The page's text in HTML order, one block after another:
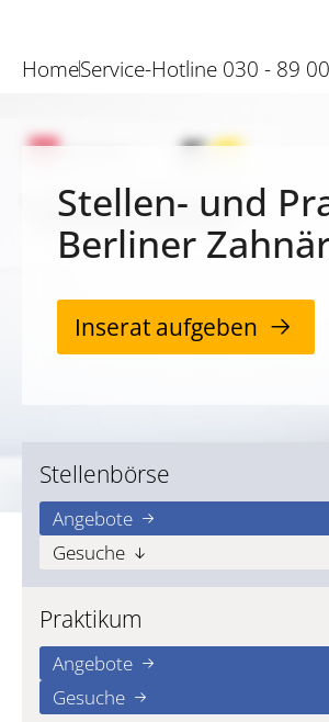
HomeService-Hotline 030 - 89
Stellen- und
Berliner
Inserat aufgeben
Stellenbörse
Angebote
Gesuche
Praktikum
Angebote
Gesuche